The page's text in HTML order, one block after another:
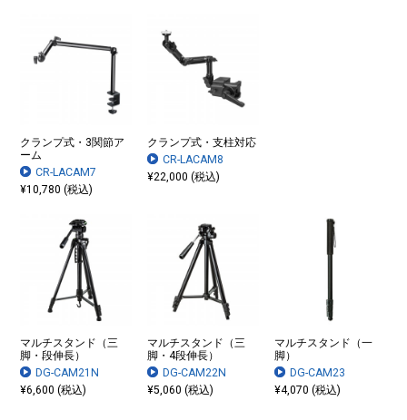
クランプ式・3関節ア
ーム
CR-LACAM7
¥10,780 (税込)
クランプ式・支柱対応
CR-LACAM8
¥22,000 (税込)
マルチスタンド（三
脚・段伸長）
DG-CAM21N
¥6,600 (税込)
マルチスタンド（三
脚・4段伸長）
DG-CAM22N
¥5,060 (税込)
マルチスタンド（一
脚）
DG-CAM23
¥4,070 (税込)